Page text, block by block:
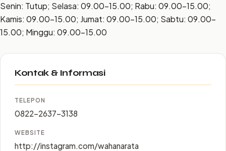
Senin: Tutup; Selasa: 09.00–15.00; Rabu: 09.00–15.00;
Kamis: 09.00–15.00; Jumat: 09.00–15.00; Sabtu: 09.00–
15.00; Minggu: 09.00–15.00
Kontak & Informasi
TELEPON
0822-2637-3138
WEBSITE
http://instagram.com/wahanarata